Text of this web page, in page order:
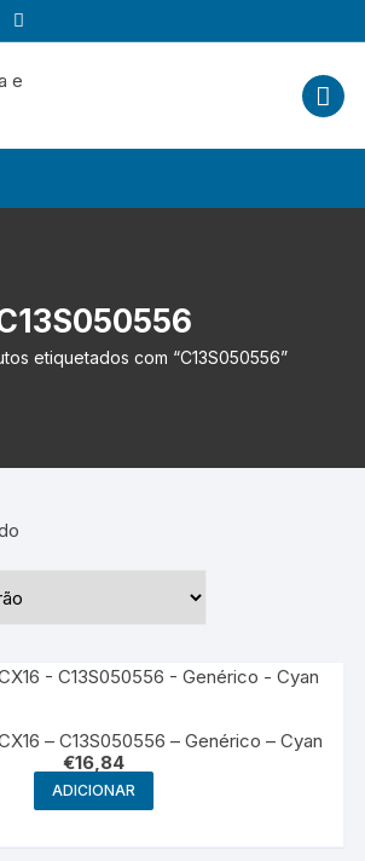
etiquetados com “C13S050556”
– C13S050556 – Genérico – Cyan
€16,84
ADICIONAR